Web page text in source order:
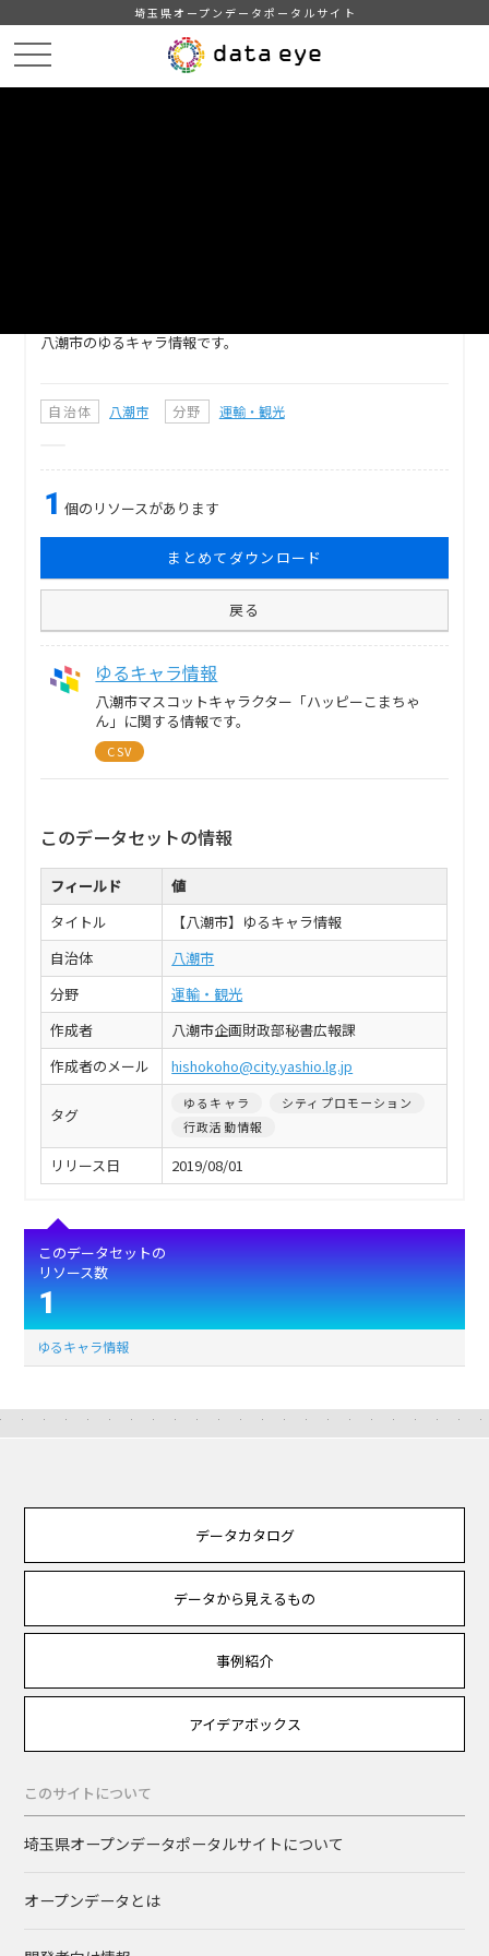
埼玉県オープンデータポータルサイト
八潮市のゆるキャラ情報です。
自治体 八潮市 分野 運輸・観光
1 個のリソースがあります
まとめてダウンロード
戻る
ゆるキャラ情報
八潮市マスコットキャラクター「ハッピーこまちゃ
ん」に関する情報です。
CSV
このデータセットの情報
フィールド
値
タイトル
【八潮市】ゆるキャラ情報
自治体
八潮市
分野
運輸・観光
作成者
八潮市企画財政部秘書広報課
作成者のメール
hishokoho@city.yashio.lg.jp
タグ
ゆるキャラ
シティプロモーション
行政活動情報
リリース日 2019/08/01
このデータセットの
リソース数
1
ゆるキャラ情報
データカタログ
データから見えるもの
事例紹介
アイデアボックス
このサイトについて
埼玉県オープンデータポータルサイトについて
オープンデータとは